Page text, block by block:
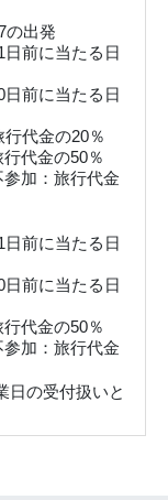
の出発
日前に当たる日
日前に当たる日
行代金の20％
代金の50％
参加：旅行代金
日前に当たる日
日前に当たる日
代金の50％
参加：旅行代金
日の受付扱いと